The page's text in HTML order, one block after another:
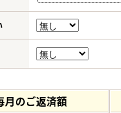
月のご返済額